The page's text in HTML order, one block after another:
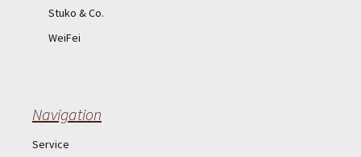
Stuko & Co.
WeiFei
Navigation
Service